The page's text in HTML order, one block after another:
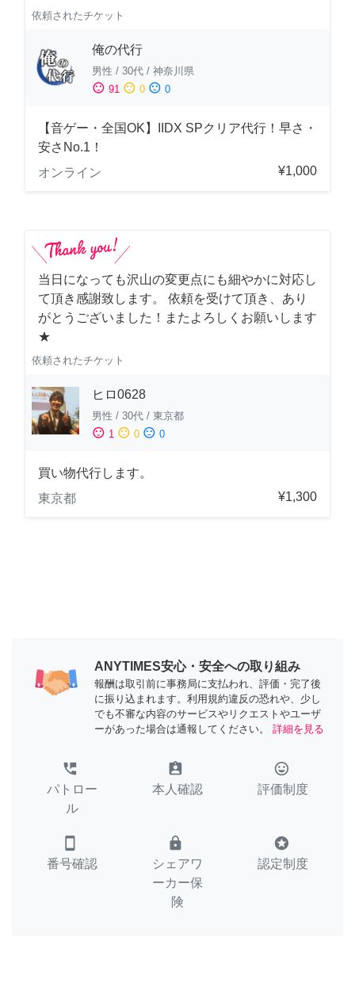
依頼されたチケット
俺の代行
男性 / 30代 / 神奈川県
sentiment_satisfied 91 sentiment_neutral 0 sentiment_dissatisfied 0
【音ゲー・全国OK】IIDX SPクリア代行！早さ・
安さNo.1！
オンライン
¥1,000
当日になっても沢山の変更点にも細やかに対応し
て頂き感謝致します。 依頼を受けて頂き、あり
がとうございました！またよろしくお願いします
★
依頼されたチケット
ヒロ0628
男性 / 30代 / 東京都
sentiment_satisfied 1 sentiment_neutral 0 sentiment_dissatisfied 0
買い物代行します。
東京都
¥1,300
ANYTIMES安心・安全への取り組み
報酬は取引前に事務局に支払われ、評価・完了後
に振り込まれます。利用規約違反の恐れや、少し
でも不審な内容のサービスやリクエストやユーザ
ーがあった場合は通報してください。
詳細を見る
perm_phone_msg
パトロー
ル
assignment_ind
本人確認
tag_faces
評価制度
smartphone
番号確認
lock
シェアワ
ーカー保
険
stars
認定制度